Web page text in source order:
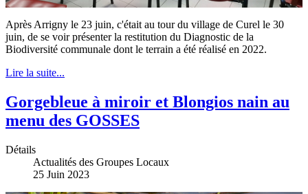
Après Arrigny le 23 juin, c'était au tour du village de Curel le 30
juin, de se voir présenter la restitution du Diagnostic de la
Biodiversité communale dont le terrain a été réalisé en 2022.
Lire la suite...
Gorgebleue à miroir et Blongios nain au
menu des GOSSES
Détails
Actualités des Groupes Locaux
25 Juin 2023